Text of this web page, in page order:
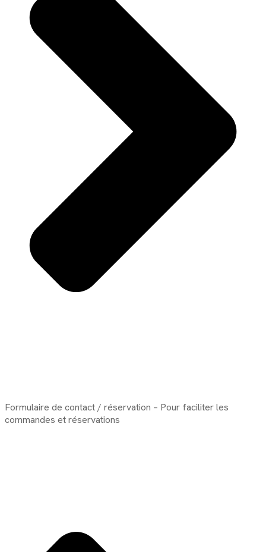
Formulaire de contact / réservation – Pour faciliter les
commandes et réservations